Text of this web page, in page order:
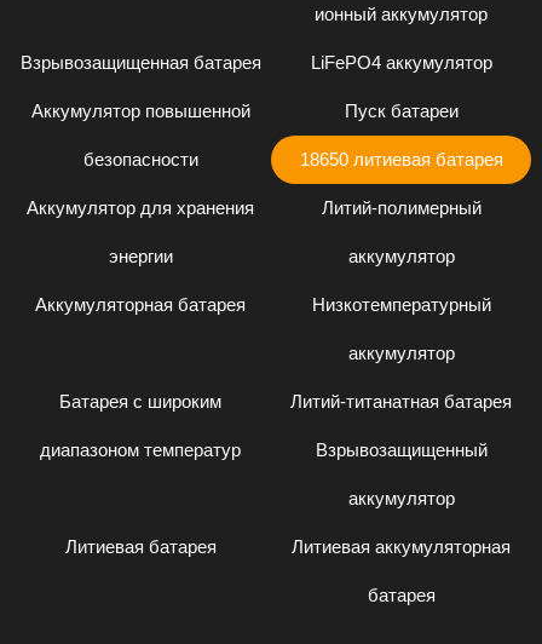
ионный аккумулятор
Взрывозащищенная батарея LiFePO4 аккумулятор
Аккумулятор повышенной
безопасности
Пуск батареи
18650 литиевая батарея
Аккумулятор для хранения
энергии
Литий-полимерный
аккумулятор
Аккумуляторная батарея Низкотемпературный
аккумулятор
Батарея с широким
диапазоном температур
Литий-титанатная батарея
Взрывозащищенный
аккумулятор
Литиевая батарея Литиевая аккумуляторная
батарея